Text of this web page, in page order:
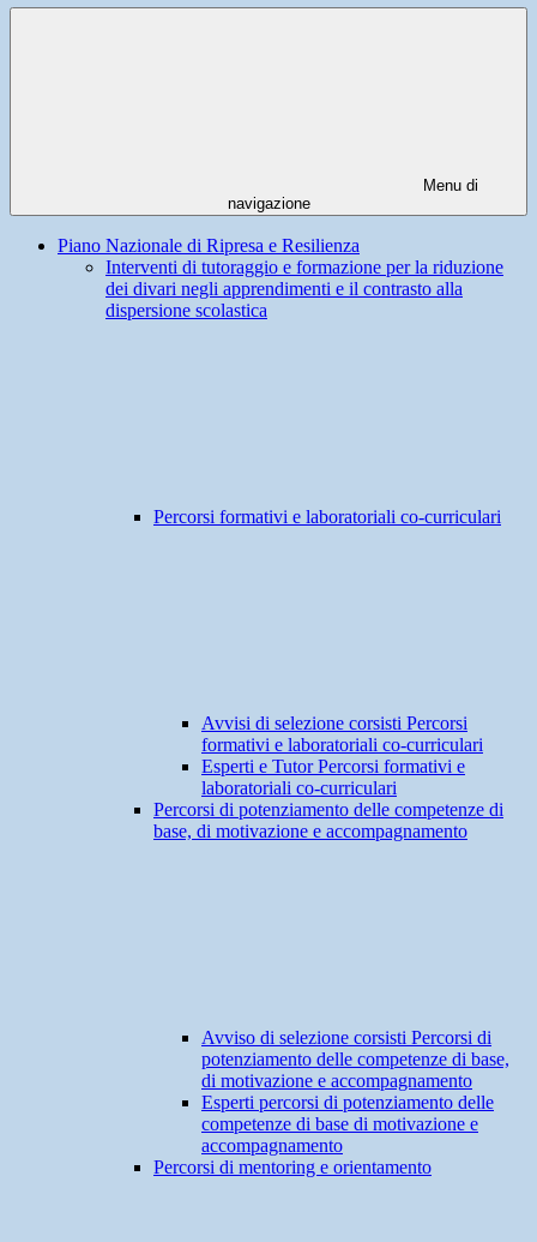
Menu di
navigazione
Piano Nazionale di Ripresa e Resilienza
Interventi di tutoraggio e formazione per la riduzione
dei divari negli apprendimenti e il contrasto alla
dispersione scolastica
Percorsi formativi e laboratoriali co-curriculari
Avvisi di selezione corsisti Percorsi
formativi e laboratoriali co-curriculari
Esperti e Tutor Percorsi formativi e
laboratoriali co-curriculari
Percorsi di potenziamento delle competenze di
base, di motivazione e accompagnamento
Avviso di selezione corsisti Percorsi di
potenziamento delle competenze di base,
di motivazione e accompagnamento
Esperti percorsi di potenziamento delle
competenze di base di motivazione e
accompagnamento
Percorsi di mentoring e orientamento